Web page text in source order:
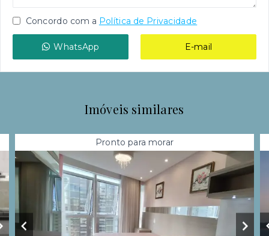
Concordo com a Política de Privacidade
WhatsApp E-mail
Imóveis similares
Pronto para morar